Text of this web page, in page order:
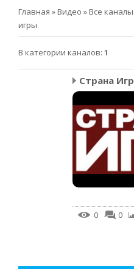
Главная » Видео » Все каналы
игры
В категории каналов: 1
Страна Игр
0 0